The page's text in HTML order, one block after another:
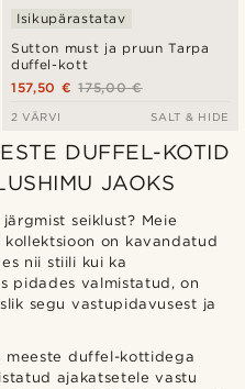
Sutton must ja pruun Tarpa
duffel-kott
Isikupärastatav
175,00 €
157,50 €
2 VÄRVI SALT & HIDE
DUFFEL-KOTID
JAOKS
seiklust? Meie
on kavandatud
nii stiili kui ka
pidades valmistatud, on
segu vastupidavusest ja
meeste duffel-kottidega
ajakatsetele vastu